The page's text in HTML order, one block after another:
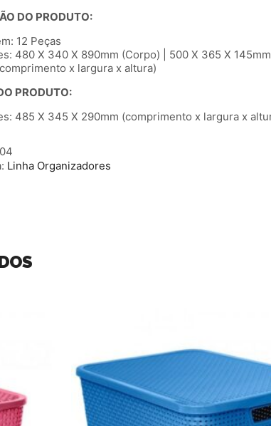
DO PRODUTO:
12 Peças
480 X 340 X 890mm (Corpo) | 500 X 365 X 145mm
x largura x altura)
PRODUTO:
485 X 345 X 290mm (comprimento x largura x
Linha Organizadores